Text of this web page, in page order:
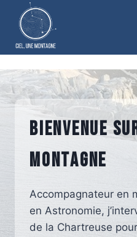
contenu
Bienvenue
montagne
Accompagnateur en
en Astronomie,
de la Chartreuse